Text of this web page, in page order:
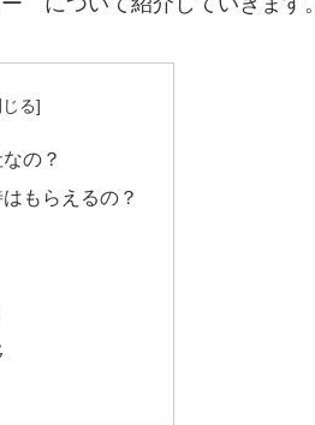
の？
もらえるの？